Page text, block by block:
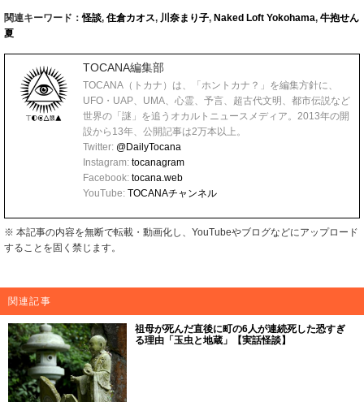
関連キーワード：怪談, 住倉カオス, 川奈まり子, Naked Loft Yokohama, 牛抱せん
夏
TOCANA編集部
TOCANA（トカナ）は、「ホントカナ？」を編集方針に、
UFO・UAP、UMA、心霊、予言、超古代文明、都市伝説など
世界の「謎」を追うオカルトニュースメディア。2013年の開
設から13年、公開記事は2万本以上。
Twitter: @DailyTocana
Instagram: tocanagram
Facebook: tocana.web
YouTube: TOCANAチャンネル
※ 本記事の内容を無断で転載・動画化し、YouTubeやブログなどにアップロード
することを固く禁じます。
関連記事
祖母が死んだ直後に町の6人が連続死した恐すぎ
る理由「玉虫と地蔵」【実話怪談】